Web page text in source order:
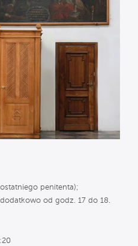
penitenta);
od godz. 17 do 18.